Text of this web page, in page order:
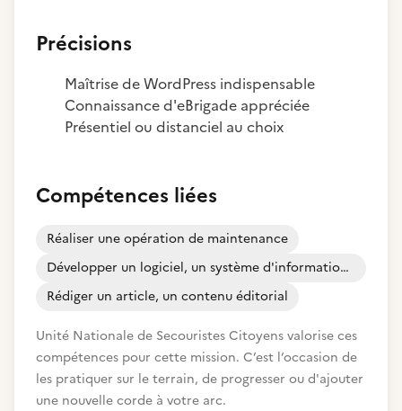
Précisions
Maîtrise de WordPress indispensable
Connaissance d'eBrigade appréciée
Présentiel ou distanciel au choix
Compétences liées
Réaliser une opération de maintenance
Développer un logiciel, un système d'informations, une application
Rédiger un article, un contenu éditorial
Unité Nationale de Secouristes Citoyens valorise ces
compétences pour cette mission. C’est l’occasion de
les pratiquer sur le terrain, de progresser ou d'ajouter
une nouvelle corde à votre arc.